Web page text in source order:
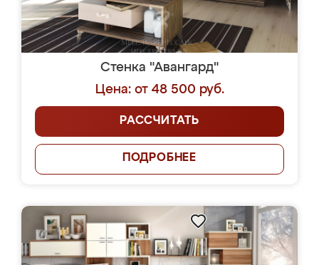
Стенка "Авангард"
Цена: от 48 500 руб.
РАССЧИТАТЬ
ПОДРОБНЕЕ